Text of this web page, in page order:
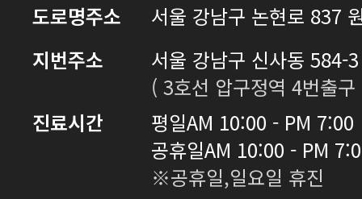
도로명주소
서울 강남구 논현로 837
지번주소
서울 강남구 신사동 584-
( 3호선 압구정역 4번출
진료시간
평일AM 10:00 - PM 7:00
공휴일AM 10:00 - PM
※공휴일,일요일 휴진